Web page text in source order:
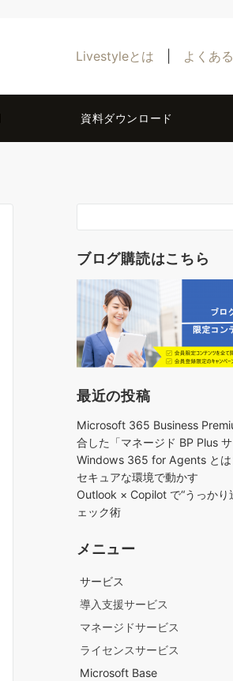
Livestyleとは よくあ
資料ダウンロード
ブログ購読はこちら
最近の投稿
Microsoft 365 Business
合した「マネージド BP Plus
Windows 365 for Agents とは
セキュアな環境で動かす
Outlook × Copilot で“うっかり
ェック術​
メニュー
サービス
導入支援サービス
マネージドサービス
ライセンスサービス
Microsoft Base